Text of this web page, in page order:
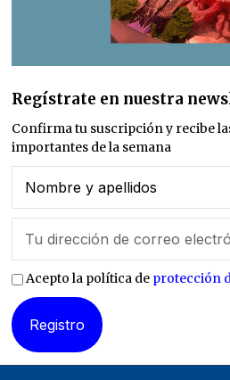
Regístrate en nuestra
Confirma tu suscripción y recibe
importantes de la semana
Acepto la política de protección